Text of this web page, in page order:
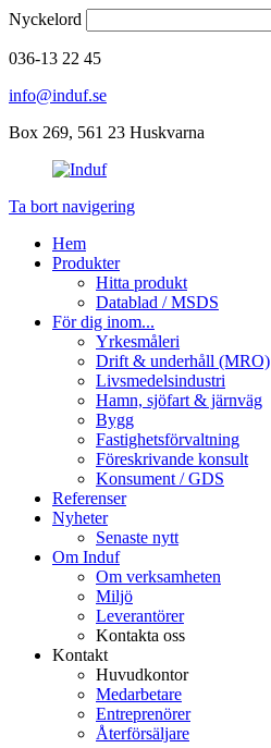
Nyckelord
036-13 22 45
info@induf.se
Box 269, 561 23 Huskvarna
Ta bort navigering
Hem
Produkter
Hitta produkt
Datablad / MSDS
För dig inom...
Yrkesmåleri
Drift & underhåll (MRO)
Livsmedelsindustri
Hamn, sjöfart & järnväg
Bygg
Fastighetsförvaltning
Föreskrivande konsult
Konsument / GDS
Referenser
Nyheter
Senaste nytt
Om Induf
Om verksamheten
Miljö
Leverantörer
Kontakta oss
Kontakt
Huvudkontor
Medarbetare
Entreprenörer
Återförsäljare